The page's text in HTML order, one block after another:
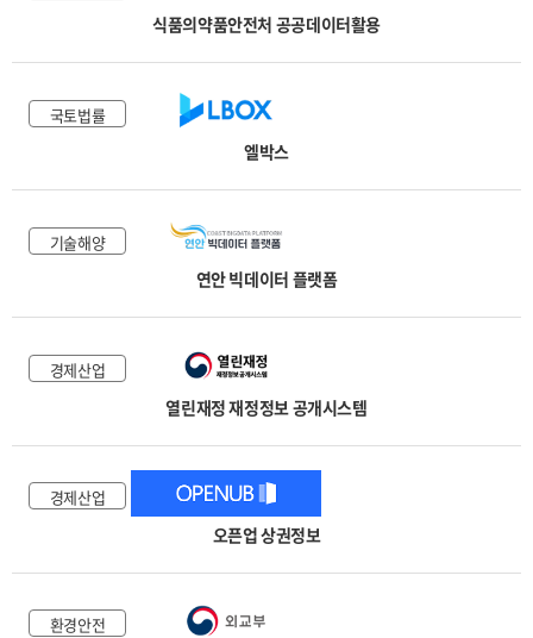
식품의약품안전처 공공데이터활용
국토법률
엘박스
기술해양
연안 빅데이터 플랫폼
경제산업
열린재정 재정정보 공개시스템
경제산업
오픈업 상권정보
환경안전